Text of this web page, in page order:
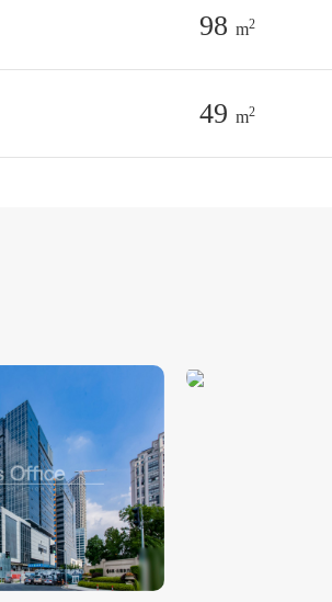
98 m2
49 m2